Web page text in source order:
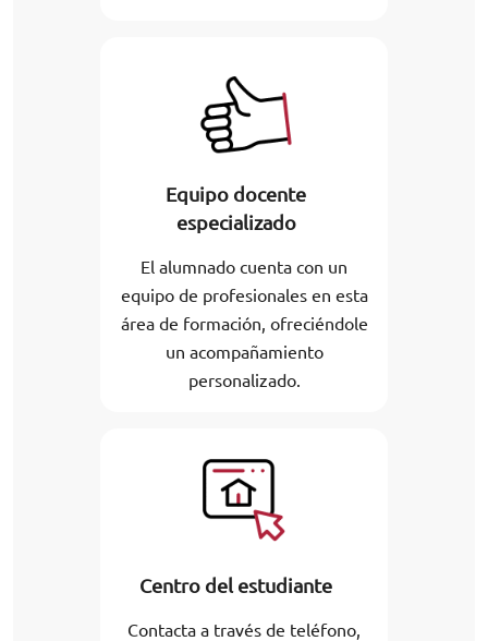
Equipo docente
especializado
El alumnado cuenta con un
equipo de profesionales en esta
área de formación, ofreciéndole
un acompañamiento
personalizado.
Centro del estudiante
Contacta a través de teléfono,